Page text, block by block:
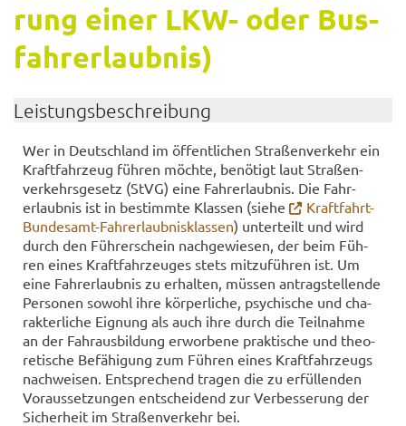
rung einer LKW- oder Bus­
fahr­erlaub­nis)
Leis­tungs­be­schrei­bung
Wer in Deutsch­land im öf­fent­li­chen Stra­ßen­ver­kehr ein
Kraft­fahr­zeug füh­ren möch­te, be­nö­tigt laut Stra­ßen­
ver­kehrs­ge­setz (StVG) eine Fahr­erlaub­nis. Die Fahr­
erlaub­nis ist in be­stimm­te Klas­sen (siehe
Kraftfahrt-​
Bundesamt-Fahrerlaubnisklassen) un­ter­teilt und wird
durch den Füh­rer­schein nach­ge­wie­sen, der beim Füh­
ren eines Kraft­fahr­zeu­ges stets mit­zu­füh­ren ist. Um
eine Fahr­erlaub­nis zu er­hal­ten, müs­sen an­trag­stel­len­de
Per­so­nen so­wohl ihre kör­per­li­che, psy­chi­sche und cha­
rak­ter­li­che Eig­nung als auch ihre durch die Teil­nah­me
an der Fahr­aus­bil­dung er­wor­be­ne prak­ti­sche und theo­
re­ti­sche Be­fä­hi­gung zum Füh­ren eines Kraft­fahr­zeugs
nach­wei­sen. Ent­spre­chend tra­gen die zu er­fül­len­den
Vor­aus­set­zun­gen ent­schei­dend zur Ver­bes­se­rung der
Si­cher­heit im Stra­ßen­ver­kehr bei.